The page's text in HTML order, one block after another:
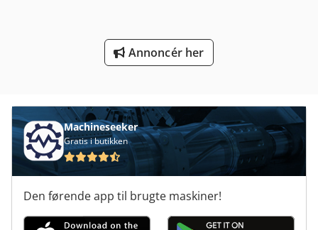
Udvikling Af Film Maskine
Vaskemaskine Med En Del Af
Annoncér her
Machineseeker
Gratis i butikken
Den førende app til brugte maskiner!